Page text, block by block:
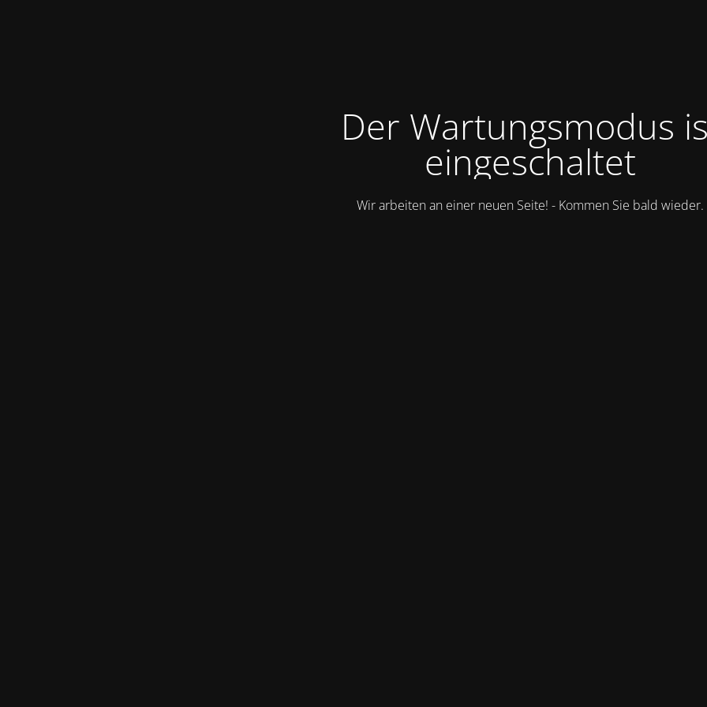
Der Wartungsmodus
eingeschaltet
Wir arbeiten an einer neuen Seite! - Kommen Sie bald wieder.